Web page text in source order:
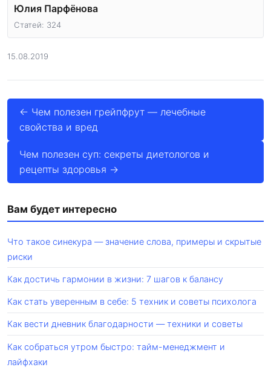
Юлия Парфёнова
Статей: 324
15.08.2019
← Чем полезен грейпфрут — лечебные
свойства и вред
Чем полезен суп: секреты диетологов и
рецепты здоровья →
Вам будет интересно
Что такое синекура — значение слова, примеры и скрытые
риски
Как достичь гармонии в жизни: 7 шагов к балансу
Как стать уверенным в себе: 5 техник и советы психолога
Как вести дневник благодарности — техники и советы
Как собраться утром быстро: тайм-менеджмент и
лайфхаки